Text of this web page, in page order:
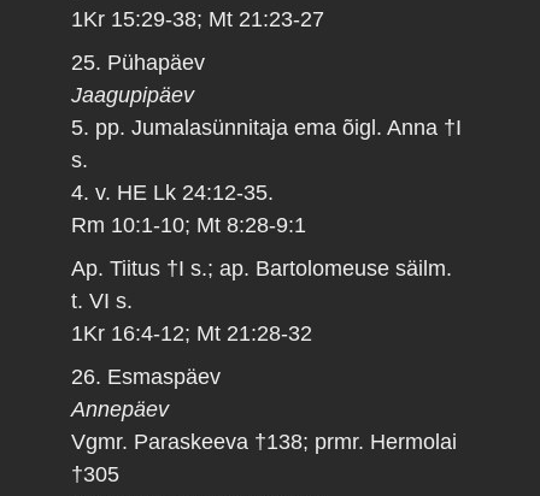
1Kr 15:29-38; Mt 21:23-27
25. Pühapäev
Jaagupipäev
5. pp. Jumalasünnitaja ema õigl. Anna †I
s.
4. v. HE Lk 24:12-35.
Rm 10:1-10; Mt 8:28-9:1
Ap. Tiitus †I s.; ap. Bartolomeuse säilm.
t. VI s.
1Kr 16:4-12; Mt 21:28-32
26. Esmaspäev
Annepäev
Vgmr. Paraskeeva †138; prmr. Hermolai
†305